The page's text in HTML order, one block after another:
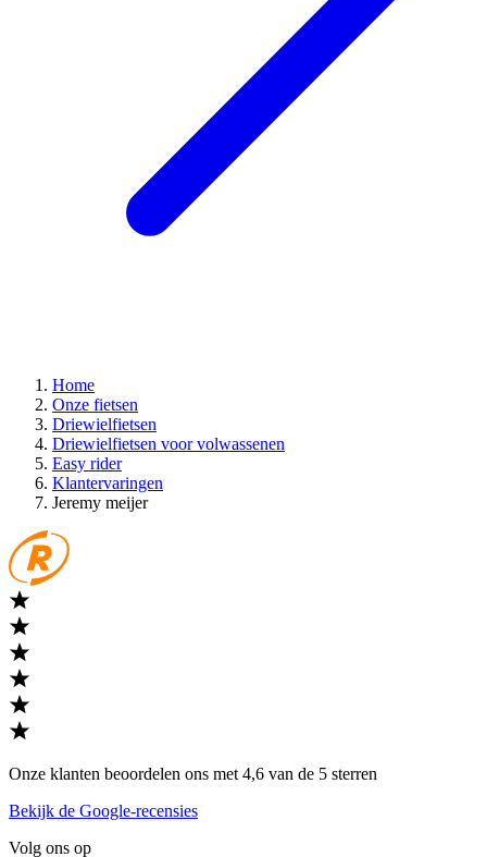
Home
Onze fietsen
Driewielfietsen
Driewielfietsen voor volwassenen
Easy rider
Klantervaringen
Jeremy meijer
Onze klanten beoordelen ons met 4,6 van de 5 sterren
Bekijk de Google-recensies
Volg ons op